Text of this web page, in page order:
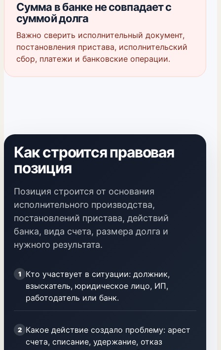
Сумма в банке не совпадает с
суммой долга
Важно сверить исполнительный документ,
постановления пристава, исполнительский
сбор, платежи и банковские операции.
Как строится правовая
позиция
Позиция строится от основания
исполнительного производства,
постановлений пристава, действий
банка, вида счета, размера долга и
нужного результата.
1
Кто участвует в ситуации: должник,
взыскатель, юридическое лицо, ИП,
работодатель или банк.
2 Какое действие создало проблему: арест
счета, списание, удержание, отказ